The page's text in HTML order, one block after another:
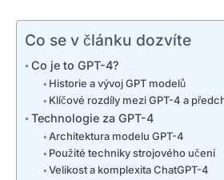
Co se v článku dozvíte
Co je to GPT-4?
Historie a vývoj GPT modelů
Klíčové rozdíly mezi GPT-4 a
Technologie za GPT-4
Architektura modelu GPT-4
Použité techniky strojového učení
Velikost a komplexita ChatGPT-4